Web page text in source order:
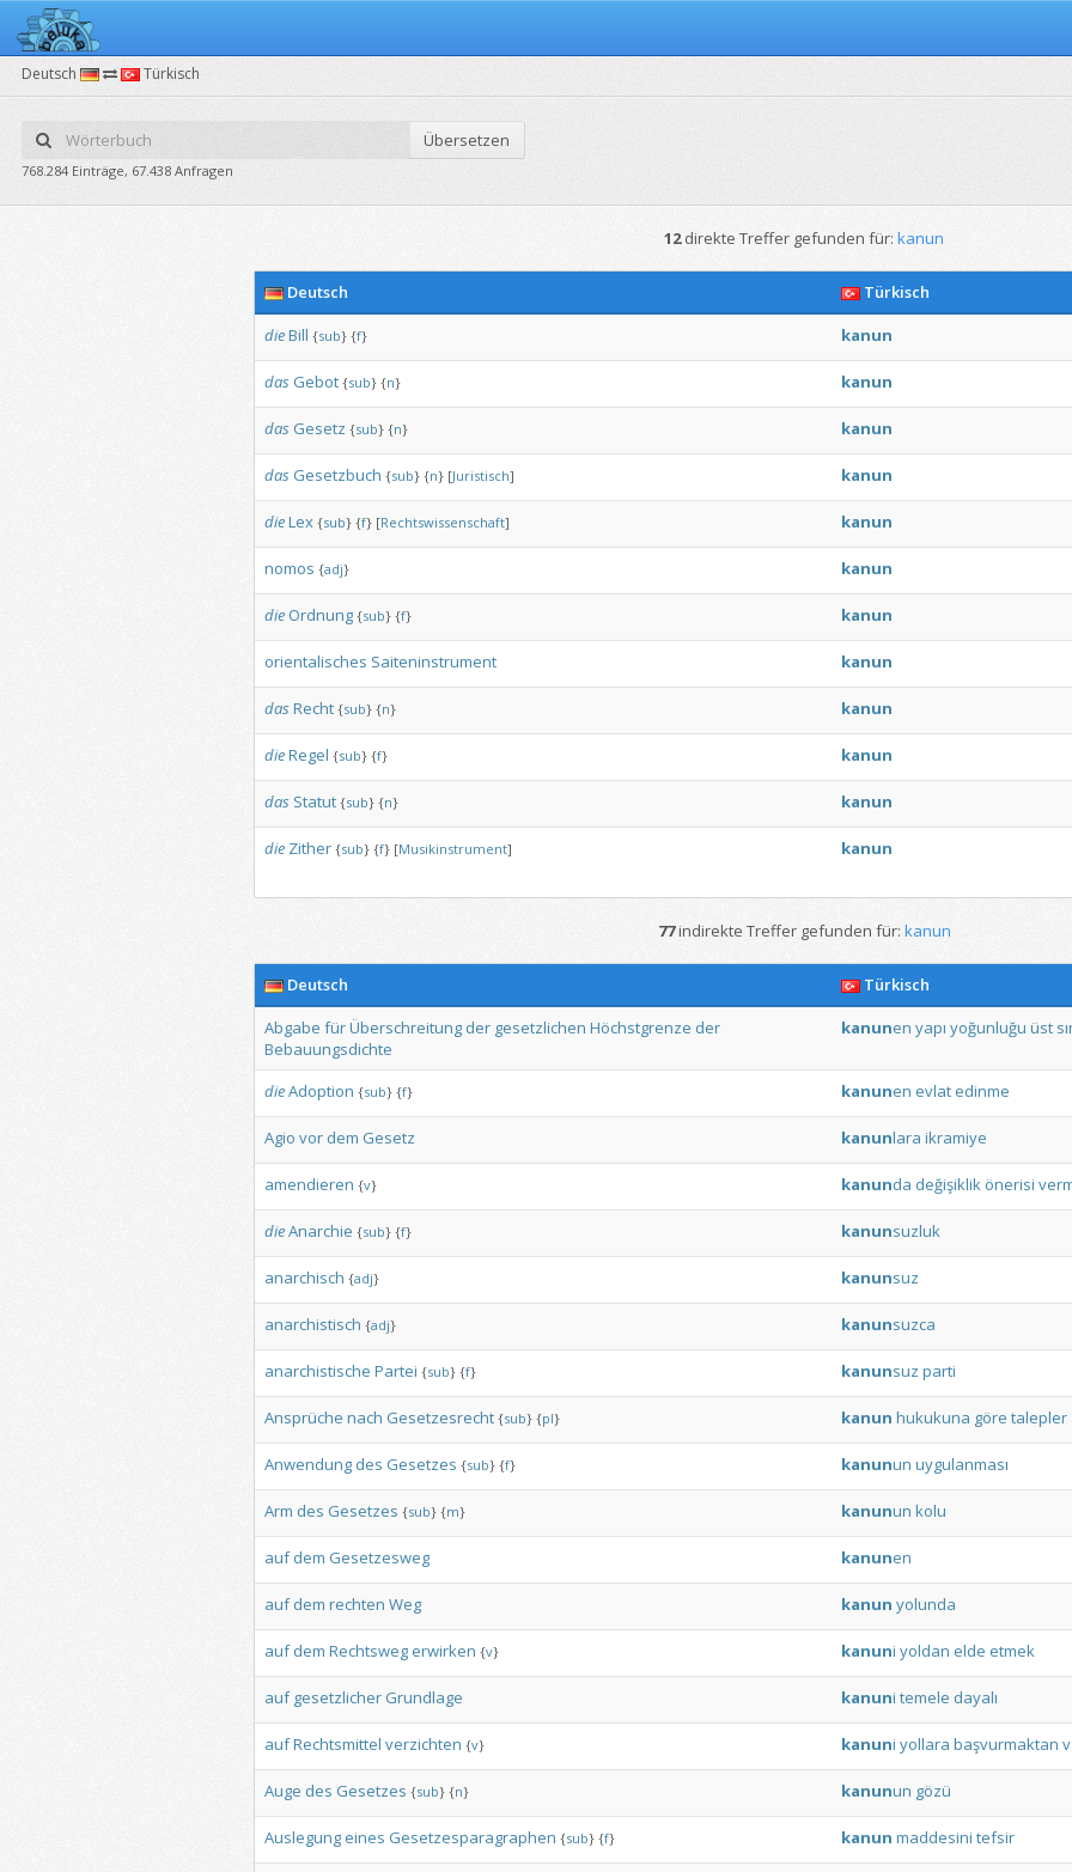
Deutsch Türkisch
Übersetzen
768.284 Einträge, 67.438 Anfragen
12direkte Treffer gefunden für: kanun
Deutsch
Türkisch
dieBill {sub} {f} kanun
das Gebot {sub} {n} kanun
das Gesetz {sub} {n} kanun
das Gesetzbuch {sub} {n}[Juristisch] kanun
dieLex {sub} {f}[Rechtswissenschaft] kanun
nomos {adj} kanun
die Ordnung {sub} {f} kanun
orientalisches Saiteninstrument kanun
dasRecht {sub} {n} kanun
dieRegel {sub} {f} kanun
das Statut {sub} {n} kanun
die Zither {sub} {f}[Musikinstrument] kanun
77indirekte Treffer gefunden für: kanun
Deutsch
Türkisch
Abgabe fürÜberschreitung der gesetzlichen Höchstgrenze der
Bebauungsdichte
kanunen yapı yoğunluğu üst
dieAdoption {sub} {f} kanunen evlat edinme
Agio vor dem Gesetz kanunlara ikramiye
amendieren {v} kanunda değişiklik önerisi
dieAnarchie {sub} {f} kanunsuzluk
anarchisch {adj} kanunsuz
anarchistisch {adj} kanunsuzca
anarchistische Partei {sub} {f} kanunsuz parti
Ansprüche nach Gesetzesrecht {sub} {pl} kanun hukukuna göre talepler
Anwendung des Gesetzes {sub} {f} kanunun uygulanması
Arm des Gesetzes {sub} {m} kanunun kolu
auf dem Gesetzesweg kanunen
auf dem rechten Weg kanun yolunda
auf dem Rechtsweg erwirken {v} kanuni yoldan elde etmek
auf gesetzlicher Grundlage kanuni temele dayalı
aufRechtsmittel verzichten {v} kanuni yollara başvurmaktan
Auge des Gesetzes {sub} {n} kanunun gözü
Auslegung eines Gesetzesparagraphen {sub} {f} kanun maddesini tefsir